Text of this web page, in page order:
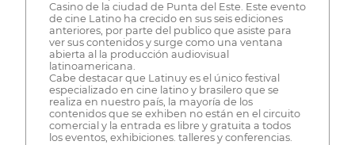
Casino de la ciudad de Punta del Este. Este evento
de cine Latino ha crecido en sus seis ediciones
anteriores, por parte del publico que asiste para
ver sus contenidos y surge como una ventana
abierta al la producción audiovisual
latinoamericana.
Cabe destacar que Latinuy es el único festival
especializado en cine latino y brasilero que se
realiza en nuestro país, la mayoría de los
contenidos que se exhiben no están en el circuito
comercial y la entrada es libre y gratuita a todos
los eventos, exhibiciones. talleres y conferencias.